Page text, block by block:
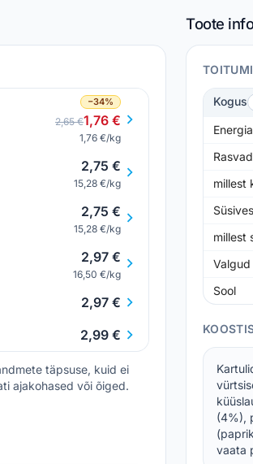
−34%
2,65 €1,76 €
1,76 €/kg
2,75 €
15,28 €/kg
2,75 €
15,28 €/kg
2,97 €
16,50 €/kg
2,97 €
2,99 €
täpsuse, kuid ei
ajakohased või õiged.
Toote
Kogus
Energia
Rasvad
millest
millest
Valgud
Sool
(4%),
vaata